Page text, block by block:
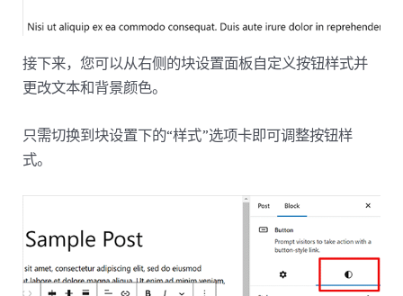
接下来，您可以从右侧的块设置面板自定义按钮样式并
更改文本和背景颜色。
只需切换到块设置下的“样式”选项卡即可调整按钮样
式。